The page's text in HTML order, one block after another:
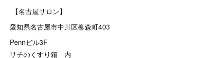
【名古屋サロン】
愛知県名古屋市中川区柳森町403
Pennビル3F
サチのくすり箱 内